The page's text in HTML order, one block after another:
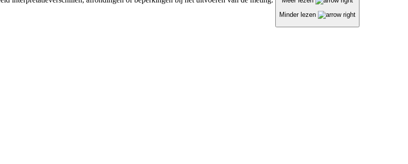
Minder lezen